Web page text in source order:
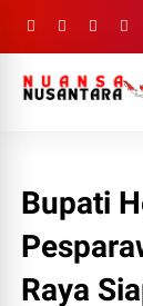
Bupati
Raya